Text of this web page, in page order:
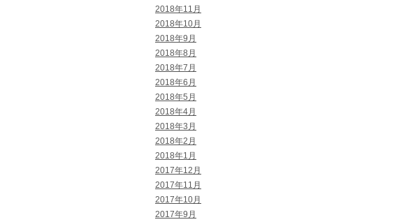
2018年11月
2018年10月
2018年9月
2018年8月
2018年7月
2018年6月
2018年5月
2018年4月
2018年3月
2018年2月
2018年1月
2017年12月
2017年11月
2017年10月
2017年9月